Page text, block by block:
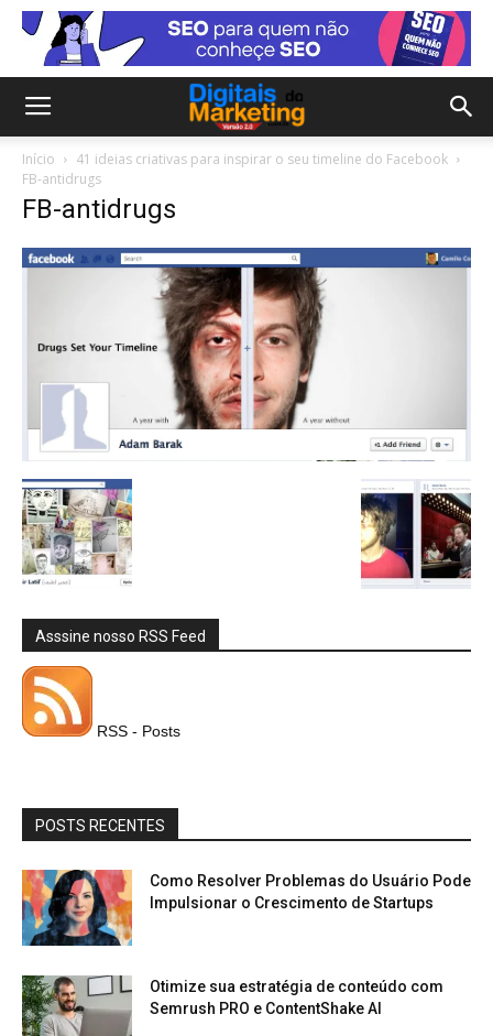
Início
41 ideias criativas para inspirar o seu timeline do Facebook
FB-antidrugs
FB-antidrugs
Asssine nosso RSS Feed
RSS - Posts
POSTS RECENTES
Como Resolver Problemas do Usuário Pode
Impulsionar o Crescimento de Startups
Otimize sua estratégia de conteúdo com
Semrush PRO e ContentShake AI